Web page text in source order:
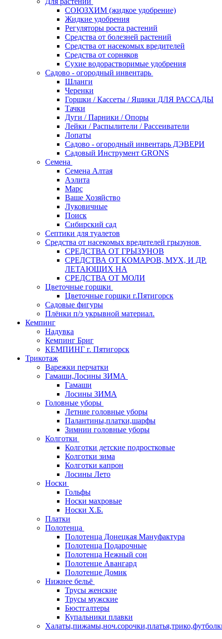
СОЮЗХИМ (жидкое удобрение)
Жидкие удобрения
Регуляторы роста растений
Средства от болезней растений
Средства от насекомых вредителей
Средства от сорняков
Сухие водорастворимые удобрения
Садово - огородный инвентарь
Шланги
Черенки
Горшки / Кассеты / Ящики ДЛЯ РАССАДЫ
Тачки
Дуги / Парники / Опоры
Лейки / Распылители / Рассеиватели
Лопаты
Садово - огородный инвентарь ДЭВЕРИ
Садовый Инструмент GRONS
Семена
Семена Алтая
Аэлита
Марс
Ваше Хозяйство
Луковичные
Поиск
Сибирский сад
Септики для туалетов
Средства от насекомых вредителей грызунов
СPEДСТВА ОТ ГРЫЗУНОВ
СРЕДСТВА ОТ КОМАРОВ, МУХ, И ДР.
ЛЕТАЮЩИХ НА
СРЕДСТВА ОТ МОЛИ
Цветочные горшки
Цветочные горшки г.Пятигорск
Садовые фигуры
Плёнки п/э укрывной материал.
Кемпинг
Надувка
Кемпинг Бриг
КЕМПИНГ г. Пятигорск
Трикотаж
Варежки перчатки
Гамаши,Лосины ЗИМА
Гамаши
Лосины ЗИМА
Головные уборы
Летние головные уборы
Палантины,платки,шарфы
Зимнии головные уборы
Колготки
Колготки детские подростковые
Колготки зима
Колготки капрон
Лосины Лето
Носки
Гольфы
Носки махровые
Носки Х.Б.
Платки
Полотенца
Полотенца Донецкая Мануфактура
Полотенца Подарочные
Полотенца Нежный сон
Полотенце Авангард
Полотенце Домик
Нижнее бельё
Трусы женские
Трусы мужские
Бюстгалтеры
Купальники плавки